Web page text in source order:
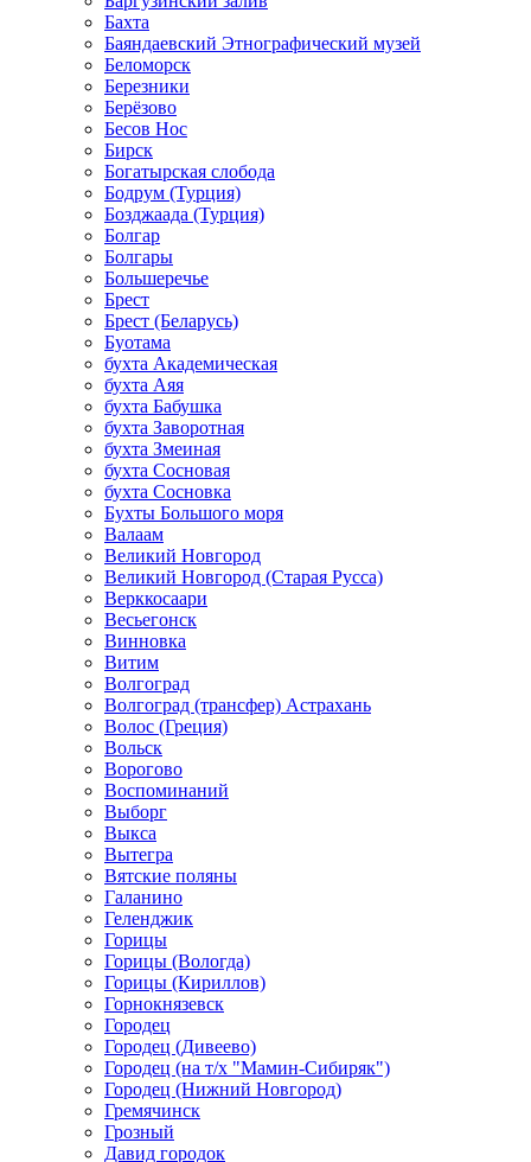
Бахта
Баяндаевский Этнографический музей
Беломорск
Березники
Берёзово
Бесов Нос
Бирск
Богатырская слобода
Бодрум (Турция)
Бозджаада (Турция)
Болгар
Болгары
Большеречье
Брест
Брест (Беларусь)
Буотама
бухта Академическая
бухта Аяя
бухта Бабушка
бухта Заворотная
бухта Змеиная
бухта Сосновая
бухта Сосновка
Бухты Большого моря
Валаам
Великий Новгород
Великий Новгород (Старая Русса)
Верккосаари
Весьегонск
Винновка
Витим
Волгоград
Волгоград (трансфер) Астрахань
Волос (Греция)
Вольск
Ворогово
Воспоминаний
Выборг
Выкса
Вытегра
Вятские поляны
Галанино
Геленджик
Горицы
Горицы (Вологда)
Горицы (Кириллов)
Горнокнязевск
Городец
Городец (Дивеево)
Городец (на т/х "Мамин-Сибиряк")
Городец (Нижний Новгород)
Гремячинск
Грозный
Давид городок